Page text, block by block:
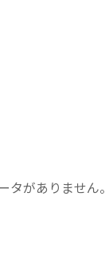
タがありません。